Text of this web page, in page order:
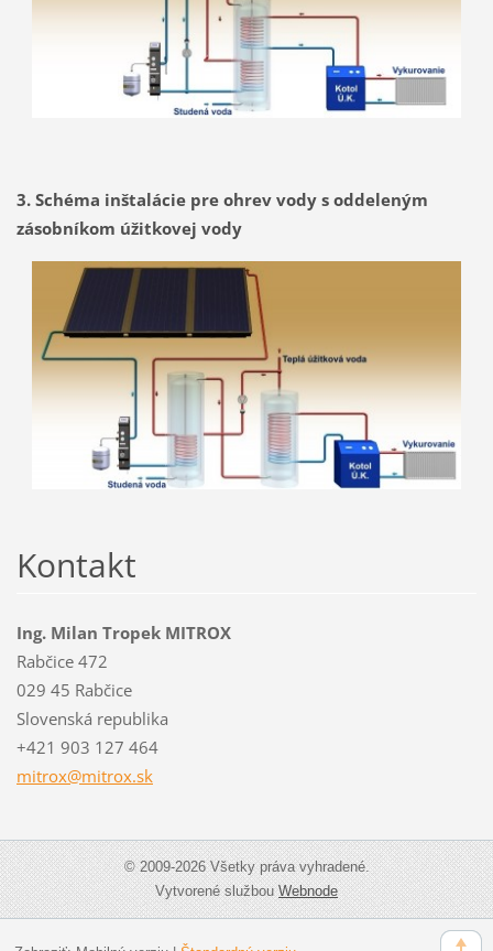
3. Schéma inštalácie pre ohrev vody s oddeleným
zásobníkom úžitkovej vody
Kontakt
Ing. Milan Tropek MITROX
Rabčice 472
029 45 Rabčice
Slovenská republika
+421 903 127 464
mitrox@mitrox.sk
© 2009-2026 Všetky práva vyhradené.
Vytvorené službouWebnode